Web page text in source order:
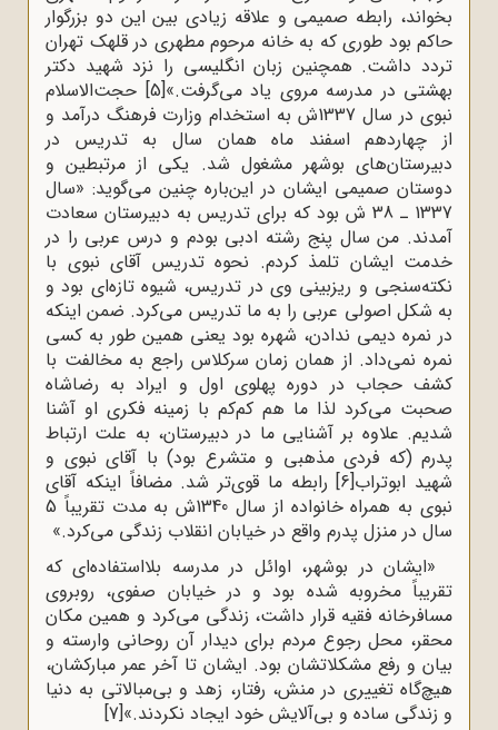
بخواند، رابطه صمیمی و علاقه زیادی بین این دو بزرگوار
حاکم بود طوری که به خانه مرحوم مطهری در قلهک تهران
تردد داشت. همچنین زبان انگلیسی را نزد شهید دکتر
بهشتی در مدرسه مروی یاد می‌گرفت.»[5] حجت‌الاسلام
نبوی در سال 1337ش به استخدام وزارت فرهنگ درآمد و
از چهاردهم اسفند ماه همان سال به تدریس در
دبیرستان‌های بوشهر مشغول ‌شد. یکی از مرتبطین و
دوستان صمیمی ایشان در این‌باره چنین می‌گوید: «سال
1337 ـ 38 ش بود که برای تدریس به دبیرستان سعادت
آمدند. من سال پنج رشته ادبی بودم و درس عربی را در
خدمت ایشان تلمذ کردم. نحوه تدریس آقای نبوی با
نکته‌سنجی و ریزبینی وی در تدریس، شیوه تازه‌ای بود و
به شکل اصولی عربی را به ما تدریس می‌کرد. ضمن اینکه
در نمره دیمی ندادن، شهره بود یعنی همین طور به کسی
نمره نمی‌داد. از همان زمان سرکلاس راجع به مخالفت با
کشف حجاب در دوره پهلوی اول و ایراد به رضاشاه
صحبت می‌کرد لذا ما هم کم‌کم با زمینه‌ فکری او آشنا
شدیم. علاوه بر آشنایی ما در دبیرستان، به علت ارتباط
پدرم (که فردی مذهبی و متشرع بود) با آقای نبوی و
شهید ابوتراب[6]رابطه ما قوی‌تر شد. مضافاً اینکه آقای
نبوی به همراه خانواده از سال 1340ش به مدت تقریباً 5
سال در منزل پدرم واقع در خیابان انقلاب زندگی می‌کرد.»
«ایشان در بوشهر، اوائل در مدرسه بلااستفاده‌ای که
تقریباً مخروبه شده بود و در خیابان صفوی، روبروی
مسافرخانه فقیه قرار داشت، زندگی می‌کرد و همین مکان
محقر، محل رجوع مردم برای دیدار آن روحانی وارسته و
بیان و رفع مشکلاتشان بود. ایشان تا آخر عمر مبارکشان،
هیچ‌گاه تغییری در منش، رفتار، زهد و بی‌مبالاتی به دنیا
و زندگی ساده و بی‌آلایش خود ایجاد نکردند.»[7]